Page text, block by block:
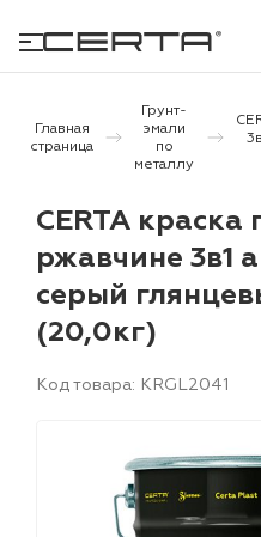
покрытия
и дачи
бетону,
Главная
страница
Грунт-
эмали
по
металлу
CERTA краска
ржавчине 3в1
серый
(20,0кг)
Код товара: KRGL2041